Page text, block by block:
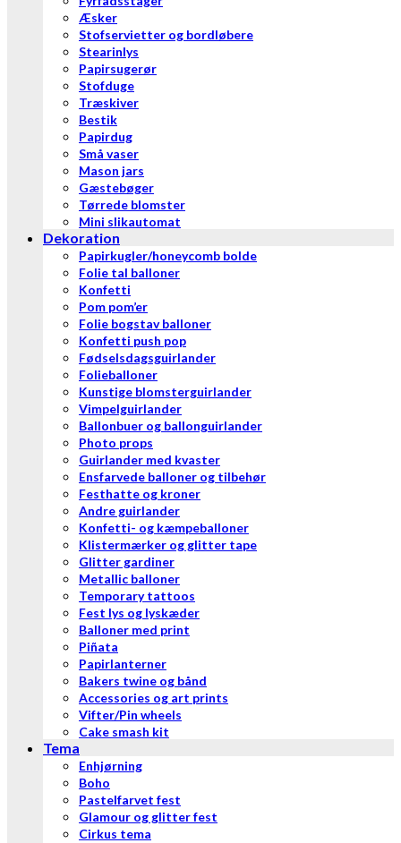
Æsker
Stofservietter og bordløbere
Stearinlys
Papirsugerør
Stofduge
Træskiver
Bestik
Papirdug
Små vaser
Mason jars
Gæstebøger
Tørrede blomster
Mini slikautomat
Dekoration
Papirkugler/honeycomb bolde
Folie tal balloner
Konfetti
Pom pom’er
Folie bogstav balloner
Konfetti push pop
Fødselsdagsguirlander
Folieballoner
Kunstige blomsterguirlander
Vimpelguirlander
Ballonbuer og ballonguirlander
Photo props
Guirlander med kvaster
Ensfarvede balloner og tilbehør
Festhatte og kroner
Andre guirlander
Konfetti- og kæmpeballoner
Klistermærker og glitter tape
Glitter gardiner
Metallic balloner
Temporary tattoos
Fest lys og lyskæder
Balloner med print
Piñata
Papirlanterner
Bakers twine og bånd
Accessories og art prints
Vifter/Pin wheels
Cake smash kit
Tema
Enhjørning
Boho
Pastelfarvet fest
Glamour og glitter fest
Cirkus tema